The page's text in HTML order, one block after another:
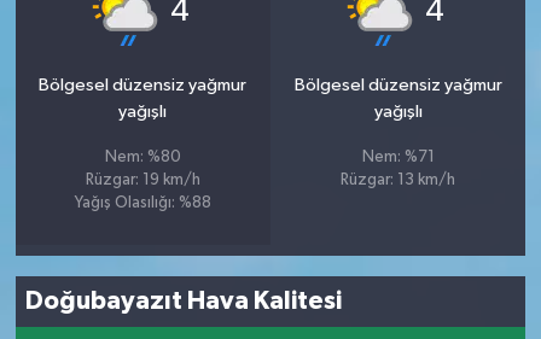
4
Bölgesel düzensiz yağmur
yağışlı
Nem: %80
Rüzgar: 19 km/h
Yağış Olasılığı: %88
4
Bölgesel düzensiz yağmur
yağışlı
Nem: %71
Rüzgar: 13 km/h
Doğubayazıt Hava Kalitesi